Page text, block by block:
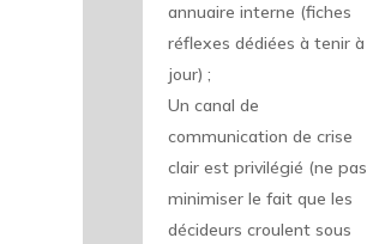
annuaire interne (fiches
réflexes dédiées à tenir à
jour) ;
Un canal de
communication de crise
clair est privilégié (ne pas
minimiser le fait que les
décideurs croulent sous